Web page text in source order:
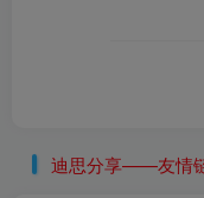
迪思分享——友情